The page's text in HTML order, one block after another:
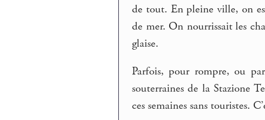
de tout. En pleine ville, on
de mer. On nourrissait les
glaise.
Parfois, pour rompre, ou
souterraines de la Stazione
ces semaines sans touristes.